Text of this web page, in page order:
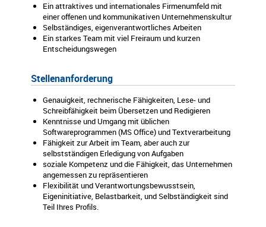
Ein attraktives und internationales Firmenumfeld mit
einer offenen und kommunikativen Unternehmenskultur
Selbständiges, eigenverantwortliches Arbeiten
Ein starkes Team mit viel Freiraum und kurzen
Entscheidungswegen
Stellenanforderung
Genauigkeit, rechnerische Fähigkeiten, Lese- und
Schreibfähigkeit beim Übersetzen und Redigieren
Kenntnisse und Umgang mit üblichen
Softwareprogrammen (MS Office) und Textverarbeitung
Fähigkeit zur Arbeit im Team, aber auch zur
selbstständigen Erledigung von Aufgaben
soziale Kompetenz und die Fähigkeit, das Unternehmen
angemessen zu repräsentieren
Flexibilität und Verantwortungsbewusstsein,
Eigeninitiative, Belastbarkeit, und Selbständigkeit sind
Teil Ihres Profils.